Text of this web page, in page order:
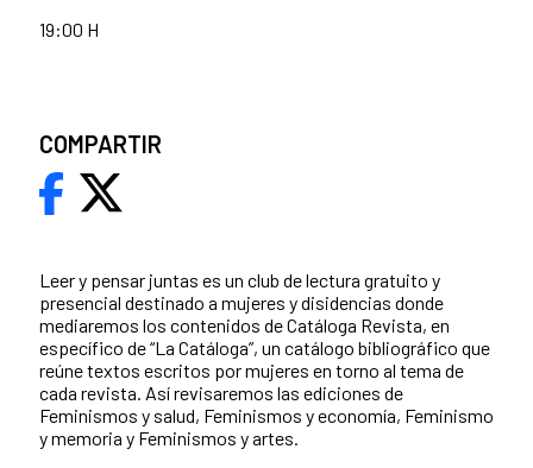
Leer y pensar juntas es un club de lectura gratuito y
presencial destinado a mujeres y disidencias donde
mediaremos los contenidos de Catáloga Revista, en
específico de “La Catáloga”, un catálogo bibliográfico que
reúne textos escritos por mujeres en torno al tema de
cada revista. Así revisaremos las ediciones de
Feminismos y salud, Feminismos y economía, Feminismo
y memoria y Feminismos y artes.
19:00 H
COMPARTIR